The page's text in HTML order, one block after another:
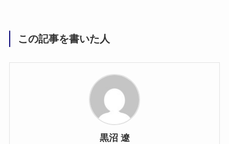
この記事を書いた人
黒沼 遼